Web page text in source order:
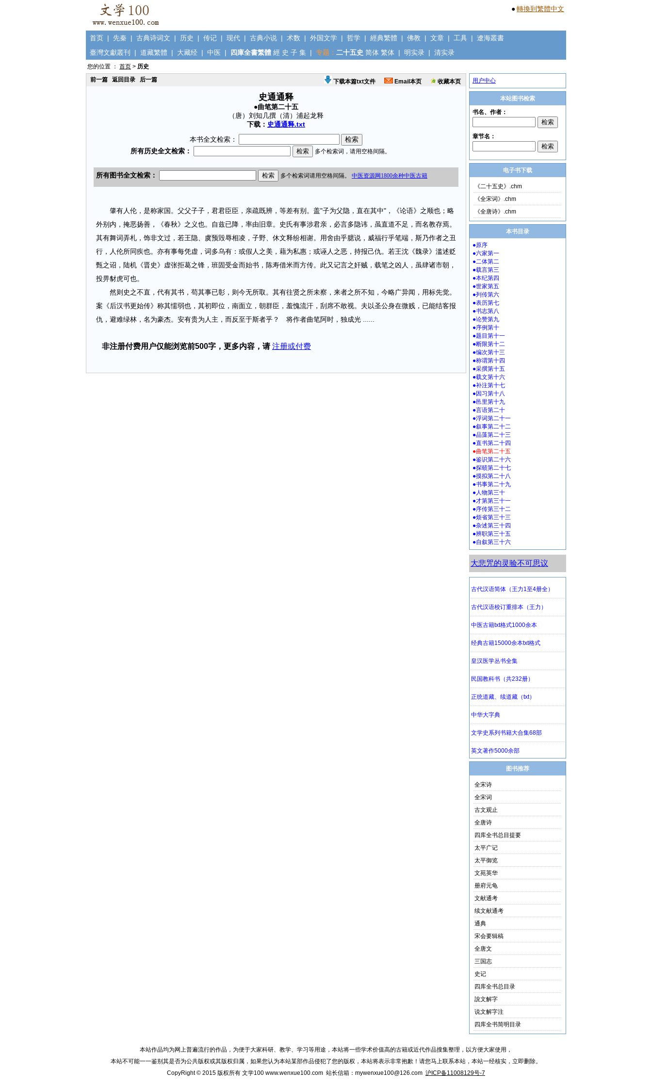
●轉換到繁體中文
首页 | 先秦 | 古典诗词文 | 历史 | 传记 | 现代 | 古典小说 | 术数 | 外国文学 | 哲学 | 經典繁體 | 佛教 | 文章 | 工具 | 遼海叢書
臺灣文獻叢刊
| 道藏繁體 | 大藏经 | 中医 | 四庫全書繁體 經 史 子 集 | 专题： 二十五史 简体 繁体 | 明实录 | 清实录
您的位置 ： 首页 > 历史
前一篇
返回目录 后一篇 下载本篇txt文件 Email本页 收藏本页
史通通释
●曲笔第二十五
（唐）刘知几撰（清）浦起龙释
下载： 史通通释.txt
本书全文检索：
肇有人伦，是称家国。父父子子，君君臣臣，亲疏既辨，等差有别。盖"子为父隐，直在其中"，《论语》之顺也；略
外别内，掩恶扬善，《春秋》之义也。自兹已降，率由旧章。史氏有事涉君亲，必言多隐讳，虽直道不足，而名教存焉。
其有舞词弄札，饰非文过，若王隐、虞预毁辱相凌，子野、休文释纷相谢。用舍由乎臆说，威福行乎笔端，斯乃作者之丑
行，人伦所同疾也。亦有事每凭虚，词多乌有：或假人之美，藉为私惠；或诬人之恶，持报己仇。若王沈《魏录》滥述贬
甄之诏，陆机《晋史》虚张拒葛之锋，班固受金而始书，陈寿借米而方传。此又记言之奸贼，载笔之凶人，虽肆诸市朝，
投畀豺虎可也。
然则史之不直，代有其书，苟其事已彰，则今无所取。其有往贤之所未察，来者之所不知，今略广异闻，用标先觉。
案《后汉书更始传》称其懦弱也，其初即位，南面立，朝群臣，羞愧流汗，刮席不敢视。夫以圣公身在微贱，已能结客报
仇，避难绿林，名为豪杰。安有贵为人主，而反至于斯者乎？ 将作者曲笔阿时，独成光 ......
非注册付费用户仅能浏览前500字，更多内容，请 注册或付费
用户中心
本站图书检索
电子书下载
《二十五史》.chm
《全宋词》.chm
《全唐诗》.chm
本书目录
●原序
●六家第一
●二体第二
●载言第三
●本纪第四
●世家第五
●列传第六
●表历第七
●书志第八
●论赞第九
●序例第十
●题目第十一
●断限第十二
●编次第十三
●称谓第十四
●采撰第十五
●载文第十六
●补注第十七
●因习第十八
●邑里第十九
●言语第二十
●浮词第二十一
●叙事第二十二
●品藻第二十三
●直书第二十四
●曲笔第二十五
●鉴识第二十六
●探赜第二十七
●摸拟第二十八
●书事第二十九
●人物第三十
●才第第三十一
●序传第三十二
●烦省第三十三
●杂述第三十四
●辨职第三十五
●自叙第三十六
大悲咒的灵验不可思议
图书推荐
全宋诗
全宋词
古文观止
全唐诗
四库全书总目提要
太平广记
太平御览
文苑英华
册府元龟
文献通考
续文献通考
通典
宋会要辑稿
全唐文
三国志
史记
四库全书总目录
說文解字
说文解字注
四库全书简明目录
本站作品均为网上普遍流行的作品，为便于大家科研、教学、学习等用途，本站将一些学术价值高的古籍或近代作品搜集整理，以方便大家使用，
本站不可能一一鉴别其是否为公共版权或其版权归属，如果您认为本站某部作品侵犯了您的版权，本站将表示非常抱歉！请您马上联系本站，本站一经核实，立即删除。
CopyRight © 2015 版权所有 文学100 www.wenxue100.com 站长信箱：mywenxue100@126.com 沪ICP备11008129号-7